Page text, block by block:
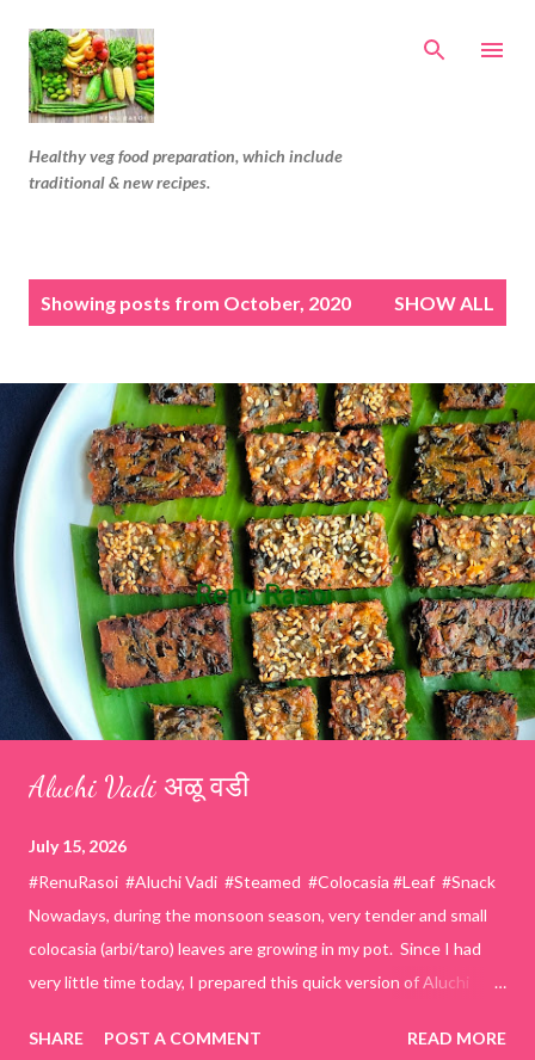
Healthy veg food preparation, which include
traditional & new recipes.
t
Showing posts from October, 2020 SHOW ALL
Aluchi Vadi अळू वडी
July 15, 2026
#RenuRasoi #Aluchi Vadi #Steamed #Colocasia #Leaf #Snack
Nowadays, during the monsoon season, very tender and small
colocasia (arbi/taro) leaves are growing in my pot. Since I had
very little time today, I prepared this quick version of Aluchi
easier and faster to make. Ingredients (1 cup = 150 ml) *Washed
SHARE POST A COMMENT READ MORE